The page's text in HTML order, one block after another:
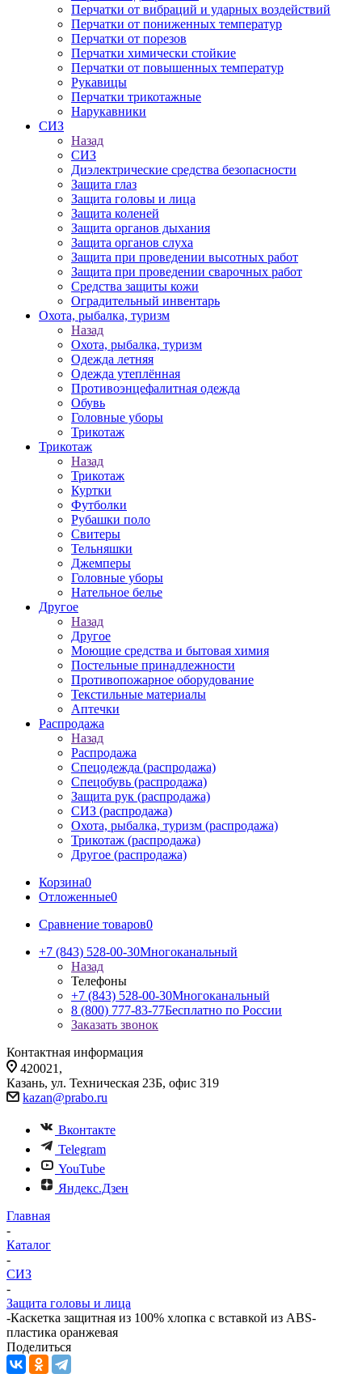
Перчатки от вибраций и ударных воздействий
Перчатки от пониженных температур
Перчатки от порезов
Перчатки химически стойкие
Перчатки от повышенных температур
Рукавицы
Перчатки трикотажные
Нарукавники
СИЗ
Назад
СИЗ
Диэлектрические средства безопасности
Защита глаз
Защита головы и лица
Защита коленей
Защита органов дыхания
Защита органов слуха
Защита при проведении высотных работ
Защита при проведении сварочных работ
Средства защиты кожи
Оградительный инвентарь
Охота, рыбалка, туризм
Назад
Охота, рыбалка, туризм
Одежда летняя
Одежда утеплённая
Противоэнцефалитная одежда
Обувь
Головные уборы
Трикотаж
Трикотаж
Назад
Трикотаж
Куртки
Футболки
Рубашки поло
Свитеры
Тельняшки
Джемперы
Головные уборы
Нательное белье
Другое
Назад
Другое
Моющие средства и бытовая химия
Постельные принадлежности
Противопожарное оборудование
Текстильные материалы
Аптечки
Распродажа
Назад
Распродажа
Спецодежда (распродажа)
Спецобувь (распродажа)
Защита рук (распродажа)
СИЗ (распродажа)
Охота, рыбалка, туризм (распродажа)
Трикотаж (распродажа)
Другое (распродажа)
Корзина0
Отложенные0
Сравнение товаров0
+7 (843) 528-00-30Многоканальный
Назад
Телефоны
+7 (843) 528-00-30Многоканальный
8 (800) 777-83-77Бесплатно по России
Заказать звонок
Контактная информация
420021,
Казань, ул. Техническая 23Б, офис 319
kazan@prabo.ru
Вконтакте
Telegram
YouTube
Яндекс.Дзен
Главная
-
Каталог
-
СИЗ
-
Защита головы и лица
-Каскетка защитная из 100% хлопка с вставкой из ABS-
пластика оранжевая
Поделиться